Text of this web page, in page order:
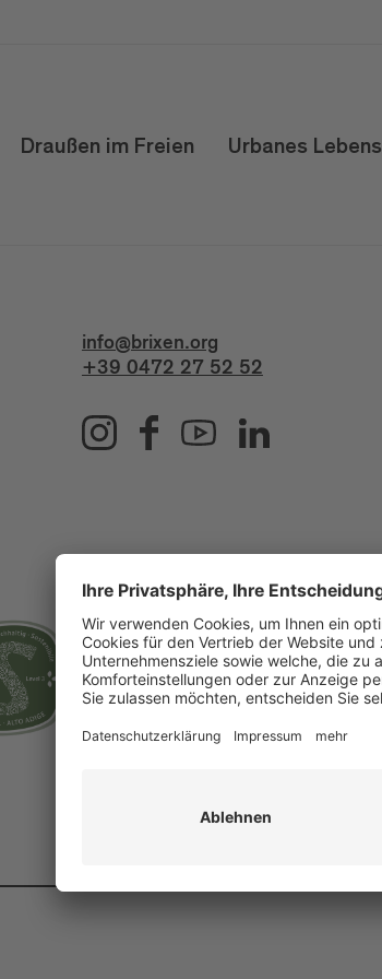
Draußen im Freien Urbanes
info@brixen.org
+39 0472 27 52 52